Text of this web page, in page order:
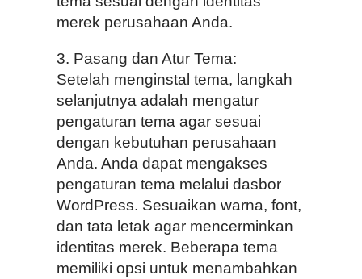
merek perusahaan Anda.
3. Pasang dan Atur Tema:
Setelah menginstal tema, langkah
selanjutnya adalah mengatur
pengaturan tema agar sesuai
dengan kebutuhan perusahaan
Anda. Anda dapat mengakses
pengaturan tema melalui dasbor
WordPress. Sesuaikan warna, font,
dan tata letak agar mencerminkan
identitas merek. Beberapa tema
memiliki opsi untuk menambahkan